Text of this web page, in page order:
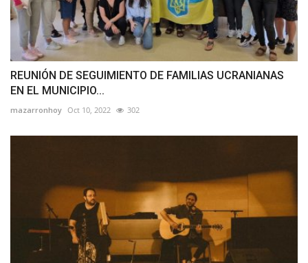
REUNIÓN DE SEGUIMIENTO DE FAMILIAS UCRANIANAS
EN EL MUNICIPIO...
mazarronhoy Oct 10, 2022 302